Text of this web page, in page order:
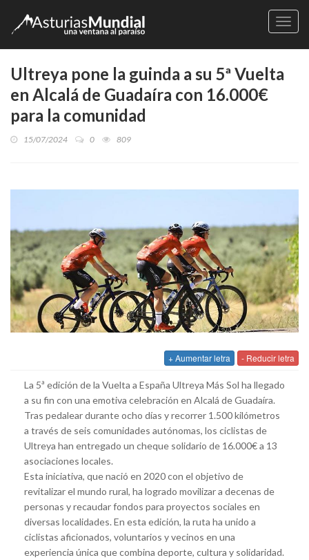
Ultreya pone la guinda a su 5ª Vuelta
en Alcalá de Guadaíra con 16.000€
para la comunidad
15/07/2024 0 809
+ Aumentar letra - Reducir letra
La 5ª edición de la Vuelta a España Ultreya Más Sol ha llegado
a su fin con una emotiva celebración en Alcalá de Guadaíra.
Tras pedalear durante ocho días y recorrer 1.500 kilómetros
a través de seis comunidades autónomas, los ciclistas de
Ultreya han entregado un cheque solidario de 16.000€ a 13
asociaciones locales.
Esta iniciativa, que nació en 2020 con el objetivo de
revitalizar el mundo rural, ha logrado movilizar a decenas de
personas y recaudar fondos para proyectos sociales en
diversas localidades. En esta edición, la ruta ha unido a
ciclistas aficionados, voluntarios y vecinos en una
experiencia única que combina deporte, cultura y solidaridad.